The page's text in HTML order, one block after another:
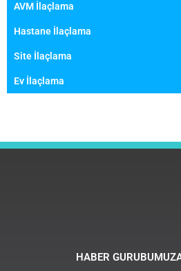
AVM İlaçlama
Hastane İlaçlama
Site İlaçlama
Ev İlaçlama
HABER